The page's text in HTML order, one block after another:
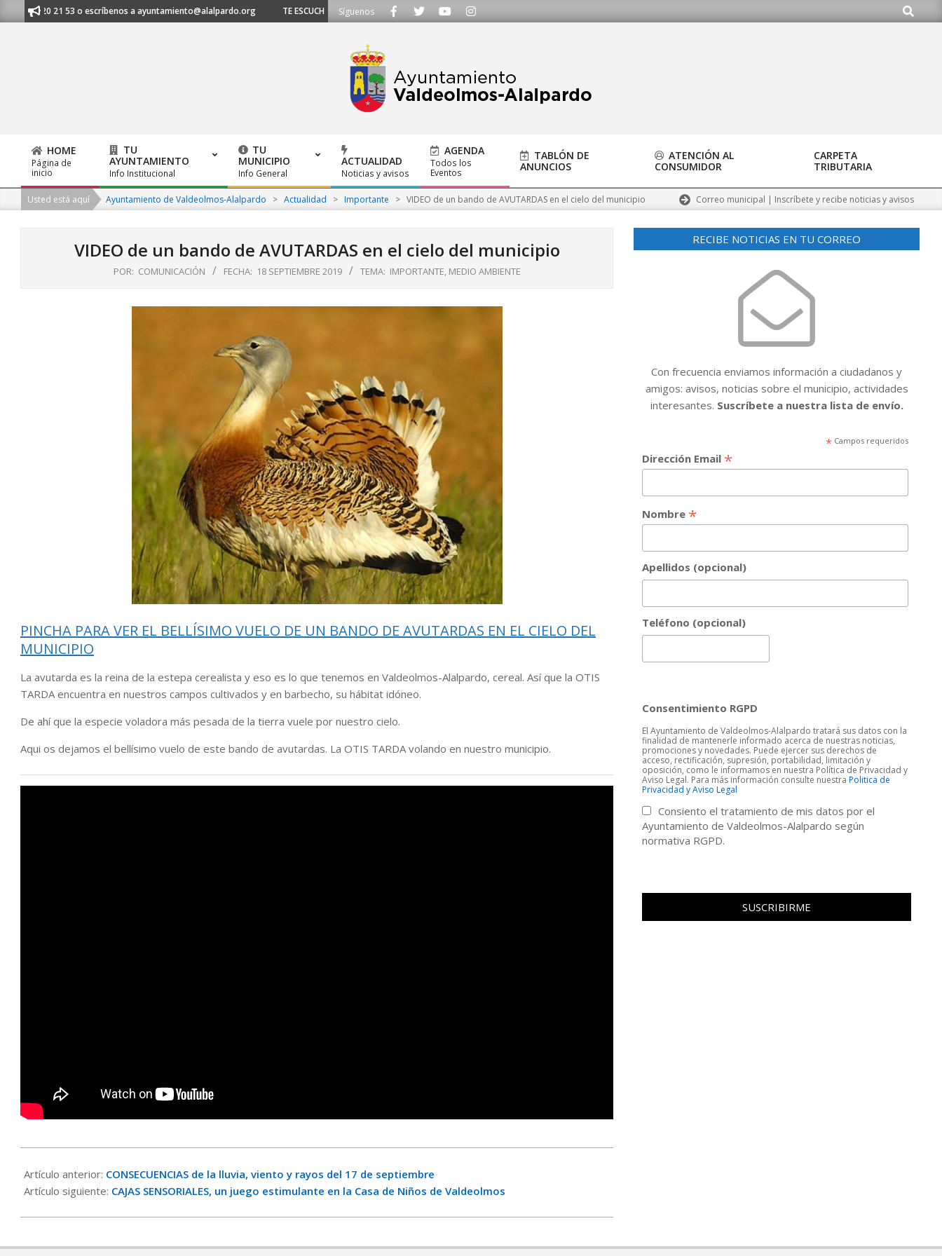
to
al 91 620 21 53 o escríbenos a ayuntamiento@alalpardo.org TE ESCUCHAMOS - Llámanos al 91 620 21 53 o escríbenos a ayuntamiento@alalpardo.org
Síguenos Buscar
Primary
Navigation
Menu
HOME
Página de
inicio
TU
AYUNTAMIENTO
Info Institucional
TU
MUNICIPIO
Info General
ACTUALIDAD
Noticias y avisos
AGENDA
Todos los
Eventos
TABLÓN DE
ANUNCIOS
ATENCIÓN AL
CONSUMIDOR
CARPETA
TRIBUTARIA
Usted está aquí Ayuntamiento de Valdeolmos-Alalpardo > Actualidad > Importante > VIDEO de un bando de AVUTARDAS en el cielo del municipio Correo municipal | Inscríbete y recibe noticias y avisos
VIDEO de un bando de AVUTARDAS en el cielo del municipio
POR: COMUNICACIÓN FECHA: 18 SEPTIEMBRE 2019 TEMA: IMPORTANTE, MEDIO AMBIENTE
PINCHA PARA VER EL BELLÍSIMO VUELO DE UN BANDO DE AVUTARDAS EN EL CIELO DEL
MUNICIPIO
La avutarda es la reina de la estepa cerealista y eso es lo que tenemos en Valdeolmos-Alalpardo, cereal. Así que la OTIS
TARDA encuentra en nuestros campos cultivados y en barbecho, su hábitat idóneo.
De ahí que la especie voladora más pesada de la tierra vuele por nuestro cielo.
Aqui os dejamos el bellísimo vuelo de este bando de avutardas. La OTIS TARDA volando en nuestro municipio.
09-
18
Artículo anterior: CONSECUENCIAS de la lluvia, viento y rayos del 17 de septiembre
Artículo siguiente: CAJAS SENSORIALES, un juego estimulante en la Casa de Niños de Valdeolmos
RECIBE NOTICIAS EN TU CORREO
Con frecuencia enviamos información a ciudadanos y
amigos: avisos, noticias sobre el municipio, actividades
interesantes. Suscríbete a nuestra lista de envío.
* Campos requeridos
Dirección Email *
Nombre *
Apellidos (opcional)
Teléfono (opcional)
Consentimiento RGPD
El Ayuntamiento de Valdeolmos-Alalpardo tratará sus datos con la
finalidad de mantenerle informado acerca de nuestras noticias,
promociones y novedades. Puede ejercer sus derechos de
acceso, rectificación, supresión, portabilidad, limitación y
oposición, como le informamos en nuestra Política de Privacidad y
Aviso Legal. Para más información consulte nuestraPolitica de
Privacidad y Aviso Legal
Consiento el tratamiento de mis datos por el
Ayuntamiento de Valdeolmos-Alalpardo según
normativa RGPD.